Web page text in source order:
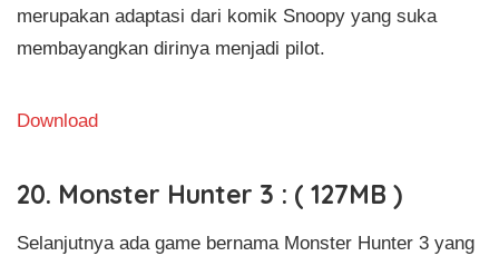
merupakan adaptasi dari komik Snoopy yang suka
membayangkan dirinya menjadi pilot.
Download
20. Monster Hunter 3 : ( 127MB )
Selanjutnya ada game bernama Monster Hunter 3 yang